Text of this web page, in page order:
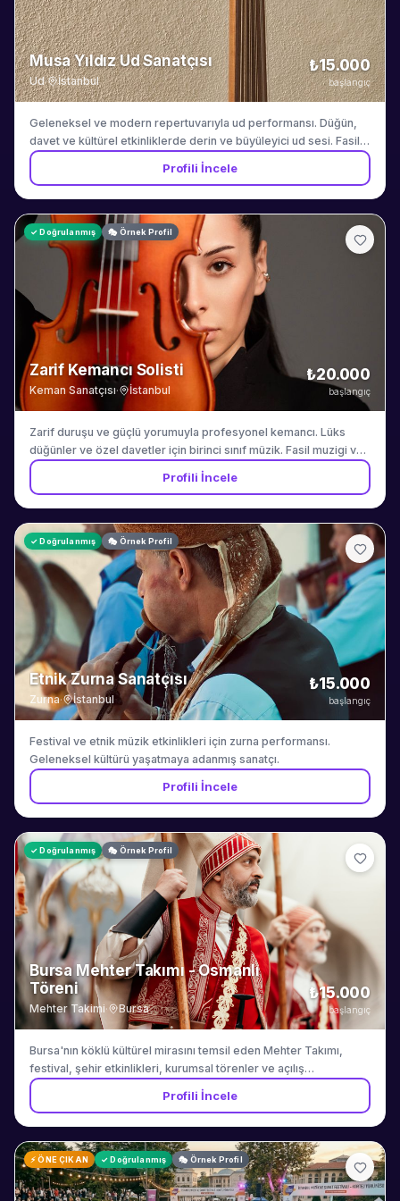
Musa Yıldız Ud Sanatçısı
Ud· İstanbul
₺15.000
başlangıç
Geleneksel ve modern repertuvarıyla ud performansı. Düğün,
davet ve kültürel etkinliklerde derin ve büyüleyici ud sesi. Fasil
muzigi ve Turk muzigi repertuvarinda uzmandir.
Profili İncele
✓ Doğrulanmış 🎭 Örnek Profil
Zarif Kemancı Solisti
Keman Sanatçısı· İstanbul
₺20.000
başlangıç
Zarif duruşu ve güçlü yorumuyla profesyonel kemancı. Lüks
düğünler ve özel davetler için birinci sınıf müzik. Fasil muzigi ve
Turk muzigi repertuvarinda uzmandir.
Profili İncele
✓ Doğrulanmış 🎭 Örnek Profil
Etnik Zurna Sanatçısı
Zurna· İstanbul
₺15.000
başlangıç
Festival ve etnik müzik etkinlikleri için zurna performansı.
Geleneksel kültürü yaşatmaya adanmış sanatçı.
Profili İncele
✓ Doğrulanmış 🎭 Örnek Profil
Bursa Mehter Takımı - Osmanlı
Töreni
Mehter Takimi· Bursa
₺15.000
başlangıç
Bursa'nın köklü kültürel mirasını temsil eden Mehter Takımı,
festival, şehir etkinlikleri, kurumsal törenler ve açılış
organizasyonlarında otantik Osmanlı marşları ve geleneksel
törenlerle görkemli bir atmosfer yaratmaktadır. Tam kostüm ve
Profili İncele
⚡ ÖNE ÇIKAN ✓ Doğrulanmış 🎭 Örnek Profil